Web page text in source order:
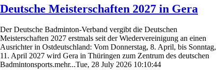
Deutsche Meisterschaften 2027 in Gera
Der Deutsche Badminton-Verband vergibt die Deutschen
Meisterschaften 2027 erstmals seit der Wiedervereinigung an einen
Ausrichter in Ostdeutschland: Vom Donnerstag, 8. April, bis Sonntag,
11. April 2027 wird Gera in Thüringen zum Zentrum des deutschen
Badmintonsports.mehr...Tue, 28 July 2026 10:10:44